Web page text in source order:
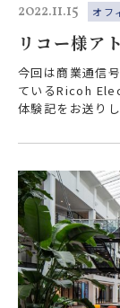
2022.11.15 オフ
リコー様ア
今回は商業通信
ているRicoh
体験記をお送り